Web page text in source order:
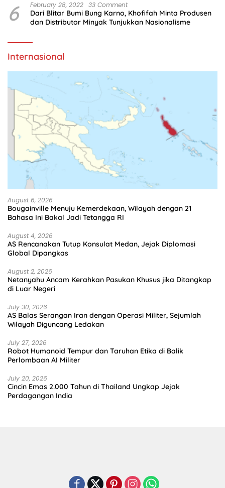
6 February 28, 2022 33 Comment
Dari Blitar Bumi Bung Karno, Khofifah Minta Produsen
dan Distributor Minyak Tunjukkan Nasionalisme
Internasional
August 6, 2026
Bougainville Menuju Kemerdekaan, Wilayah dengan 21
Bahasa Ini Bakal Jadi Tetangga RI
August 4, 2026
AS Rencanakan Tutup Konsulat Medan, Jejak Diplomasi
Global Dipangkas
August 2, 2026
Netanyahu Ancam Kerahkan Pasukan Khusus jika Ditangkap
di Luar Negeri
July 30, 2026
AS Balas Serangan Iran dengan Operasi Militer, Sejumlah
Wilayah Diguncang Ledakan
July 27, 2026
Robot Humanoid Tempur dan Taruhan Etika di Balik
Perlombaan AI Militer
July 20, 2026
Cincin Emas 2.000 Tahun di Thailand Ungkap Jejak
Perdagangan India